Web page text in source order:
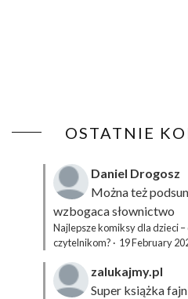
OSTATNIE
Daniel Drogosz
Można też
wzbogaca słownictwo
Najlepsze komiksy dla dzieci
czytelnikom? · 19 February
zalukajmy.pl
Super książka